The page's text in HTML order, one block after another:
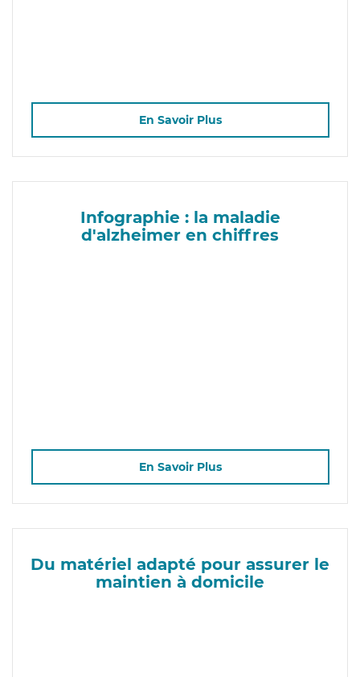
En Savoir Plus
Infographie : la maladie
d'alzheimer en chiffres
En Savoir Plus
Du matériel adapté pour assurer le
maintien à domicile